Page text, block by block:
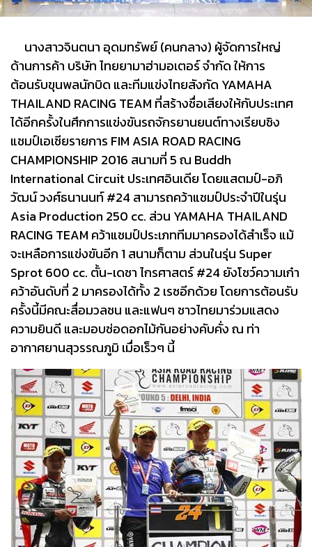
นางสาวจินตนา อุดมทรัพย์ (คนกลาง) ผู้จัดการใหญ่
ด้านการค้า บริษัท ไทยยามาฮ่ามอเตอร์ จำกัด ให้การ
ต้อนรับขุนพลนักบิด และทีมแข่งไทยสังกัด YAMAHA
THAILAND RACING TEAM ที่สร้างชื่อเสียงให้กับประเทศ
ได้อีกครั้งในศึกการแข่งขันรถจักรยานยนต์ทางเรียบชิง
แชมป์เอเชียรายการ FIM ASIA ROAD RACING
CHAMPIONSHIP 2016 สนามที่ 5 ณ Buddh
International Circuit ประเทศอินเดีย โดยแสตมป์-อภิ
วัฒน์ วงศ์ธนานนท์ #24 สามารถคว้าแชมป์ประจำปีในรุ่น
Asia Production 250 cc. ส่วน YAMAHA THAILAND
RACING TEAM คว้าแชมป์ประเภททีมมาครองได้สำเร็จ แม้
จะเหลือการแข่งขันอีก 1 สนามก็ตาม ส่วนในรุ่น Super
Sprot 600 cc. ตั้น-เดชา ไกรศาสตร์ #24 ยังโชว์ความเก๋า
คว้าอันดับที่ 2 มาครองได้ทั้ง 2 เรซอีกด้วย โดยการต้อนรับ
ครั้งนี้มีคณะสื่อมวลชน และแฟนๆ ชาวไทยมาร่วมแสดง
ความยินดี และมอบช่อดอกไม้กันอย่างคับคั่ง ณ ท่า
อากาศยานสุวรรณภูมิ เมื่อเร็วๆ นี้